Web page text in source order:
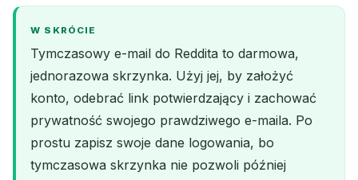
W SKRÓCIE
Tymczasowy e-mail do Reddita to darmowa,
jednorazowa skrzynka. Użyj jej, by założyć
konto, odebrać link potwierdzający i zachować
prywatność swojego prawdziwego e-maila. Po
prostu zapisz swoje dane logowania, bo
tymczasowa skrzynka nie pozwoli później